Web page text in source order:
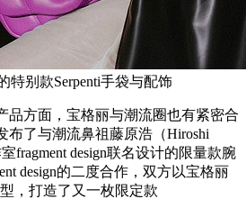
特别款Serpenti手袋与配饰
方面，宝格丽与潮流圈也有紧密合
布了与潮流鼻祖藤原浩（Hiroshi
fragment design联名设计的限量款腕
design的二度合作，双方以宝格丽
，打造了又一枚限定款